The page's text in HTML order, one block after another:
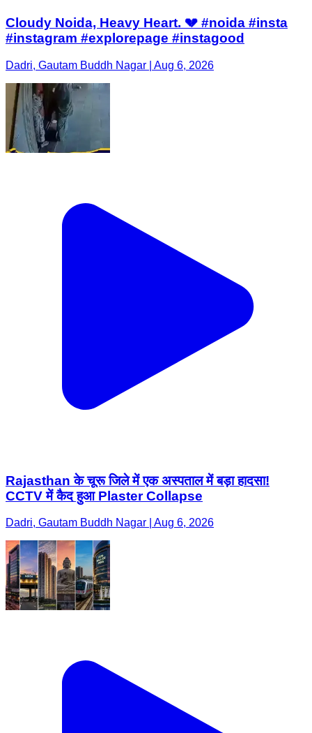
Cloudy Noida, Heavy Heart. 💔 #noida #insta
#instagram #explorepage #instagood
Dadri, Gautam Buddh Nagar | Aug 6, 2026
Rajasthan के चूरू जिले में एक अस्पताल में बड़ा हादसा!
CCTV में कैद हुआ Plaster Collapse
Dadri, Gautam Buddh Nagar | Aug 6, 2026